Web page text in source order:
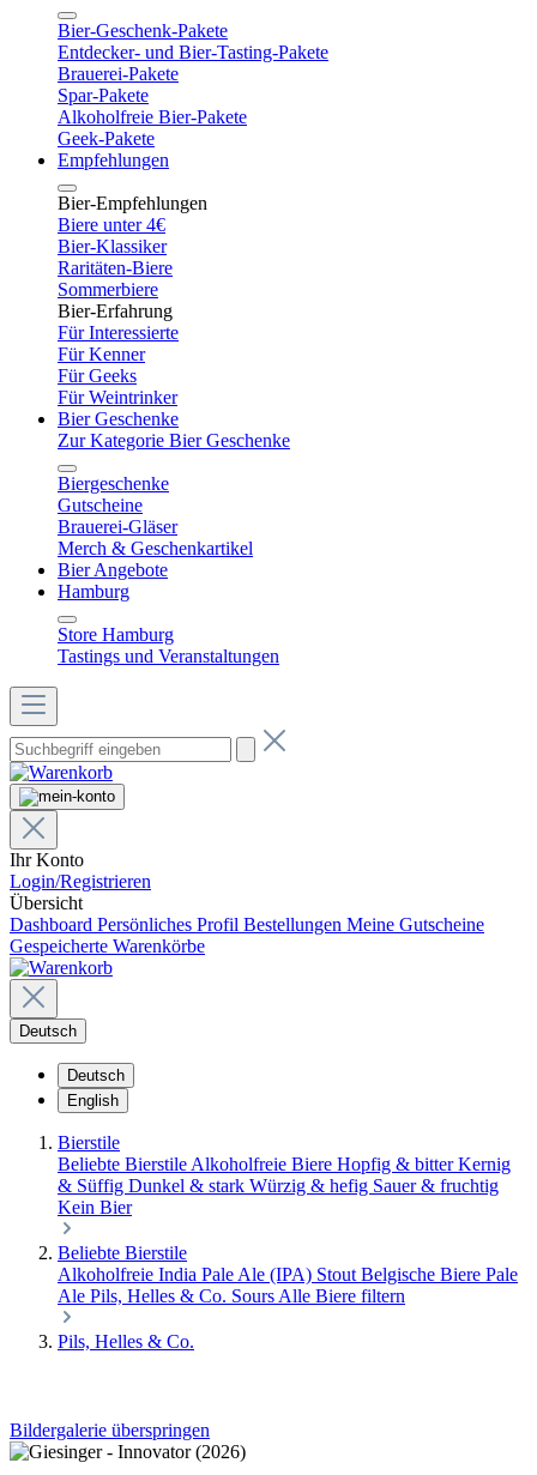
Bier-Geschenk-Pakete
Entdecker- und Bier-Tasting-Pakete
Brauerei-Pakete
Spar-Pakete
Alkoholfreie Bier-Pakete
Geek-Pakete
Empfehlungen
Bier-Empfehlungen
Biere unter 4€
Bier-Klassiker
Raritäten-Biere
Sommerbiere
Bier-Erfahrung
Für Interessierte
Für Kenner
Für Geeks
Für Weintrinker
Bier Geschenke
Zur Kategorie Bier Geschenke
Biergeschenke
Gutscheine
Brauerei-Gläser
Merch & Geschenkartikel
Bier Angebote
Hamburg
Store Hamburg
Tastings und Veranstaltungen
Ihr Konto
Login/Registrieren
Übersicht
Dashboard Persönliches Profil Bestellungen Meine Gutscheine
Gespeicherte Warenkörbe
Deutsch
Deutsch
English
Bierstile
Beliebte Bierstile Alkoholfreie Biere Hopfig & bitterKernig
& Süffig Dunkel & stark Würzig & hefig Sauer & fruchtig
Kein Bier
Beliebte Bierstile
Alkoholfreie India Pale Ale (IPA) Stout Belgische Biere Pale
Ale Pils, Helles & Co. Sours Alle Biere filtern
Pils, Helles & Co.
Bildergalerie überspringen